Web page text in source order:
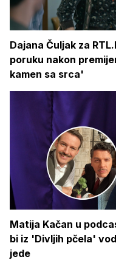
Dajana Čuljak za
poruku nakon
kamen sa srca'
Matija Kačan u
bi iz 'Divljih pčela'
jede